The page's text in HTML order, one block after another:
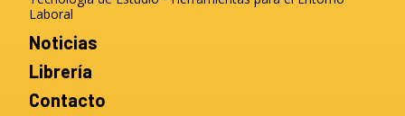
Laboral
Noticias
Librería
Contacto